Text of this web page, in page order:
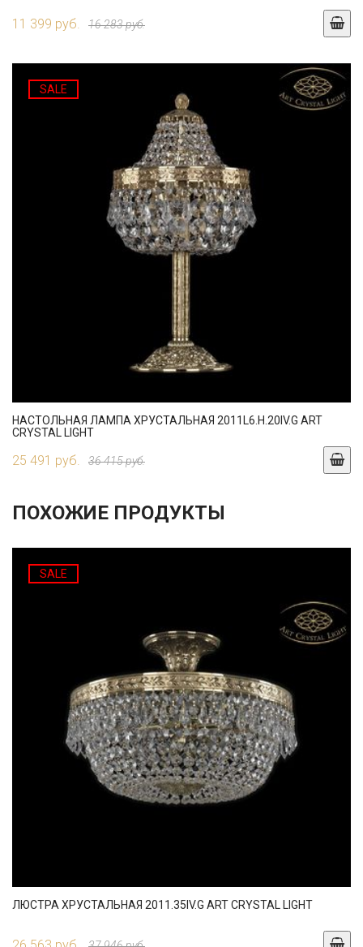
11 399 руб. 16 283 руб.
SALE
НАСТОЛЬНАЯ ЛАМПА ХРУСТАЛЬНАЯ 2011L6.H.20IV.G ART
CRYSTAL LIGHT
25 491 руб. 36 415 руб.
ПОХОЖИЕ ПРОДУКТЫ
SALE
ЛЮСТРА ХРУСТАЛЬНАЯ 2011.35IV.G ART CRYSTAL LIGHT